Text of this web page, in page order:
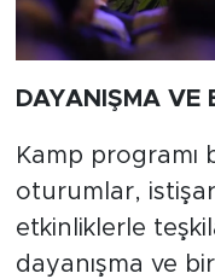
DAYANIŞMA VE
Kamp programı
oturumlar,
etkinliklerle
dayanışma ve